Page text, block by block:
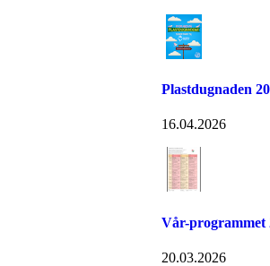
Plastdugnaden
16.04.2026
Vår-programmet
20.03.2026